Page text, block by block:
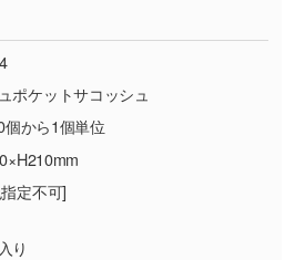
ーを使って印刷したい／印
る
のカラーチップの指定や、
定も承っております。→
らキャラクター部分だけを
品基準について
ない場合】
を加工された場合、または
経過している場合
よる返品・交換依頼(商
注文間違い等)
営業時間10:00～
はこちら
ポケットサコッシュ
個から1個単位
定不可]
り